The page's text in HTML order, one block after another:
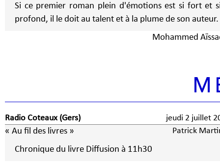
Si ce premier roman plein d'émotions est si fort et
profond, il le doit au talent et à la plume de son auteur.
Mohammed
Radio Coteaux (Gers) jeudi 2 juillet
« Au fil des livres » Patrick
Chronique du livre Diffusion à 11h30